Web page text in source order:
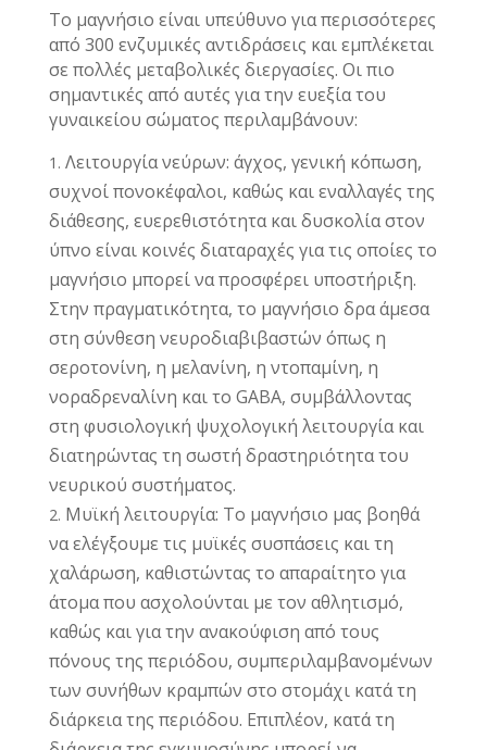
Το μαγνήσιο είναι υπεύθυνο για περισσότερες
από 300 ενζυμικές αντιδράσεις και εμπλέκεται
σε πολλές μεταβολικές διεργασίες. Οι πιο
σημαντικές από αυτές για την ευεξία του
γυναικείου σώματος περιλαμβάνουν:
Λειτουργία νεύρων: άγχος, γενική κόπωση,
συχνοί πονοκέφαλοι, καθώς και εναλλαγές της
διάθεσης, ευερεθιστότητα και δυσκολία στον
ύπνο είναι κοινές διαταραχές για τις οποίες το
μαγνήσιο μπορεί να προσφέρει υποστήριξη.
Στην πραγματικότητα, το μαγνήσιο δρα άμεσα
στη σύνθεση νευροδιαβιβαστών όπως η
σεροτονίνη, η μελανίνη, η ντοπαμίνη, η
νοραδρεναλίνη και το GABA, συμβάλλοντας
στη φυσιολογική ψυχολογική λειτουργία και
διατηρώντας τη σωστή δραστηριότητα του
νευρικού συστήματος.
Μυϊκή λειτουργία: Το μαγνήσιο μας βοηθά
να ελέγξουμε τις μυϊκές συσπάσεις και τη
χαλάρωση, καθιστώντας το απαραίτητο για
άτομα που ασχολούνται με τον αθλητισμό,
καθώς και για την ανακούφιση από τους
πόνους της περιόδου, συμπεριλαμβανομένων
των συνήθων κραμπών στο στομάχι κατά τη
διάρκεια της περιόδου. Επιπλέον, κατά τη